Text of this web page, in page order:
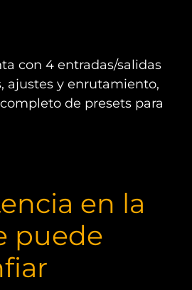
con 4 entradas/salidas
ajustes y enrutamiento,
de presets para
en la
puede